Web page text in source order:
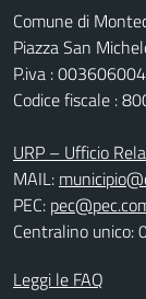
Comune di
Piazza San
P.iva :
Codice fiscale :
URP – Ufficio
MAIL:
PEC:
Centralino
Leggi le FAQ